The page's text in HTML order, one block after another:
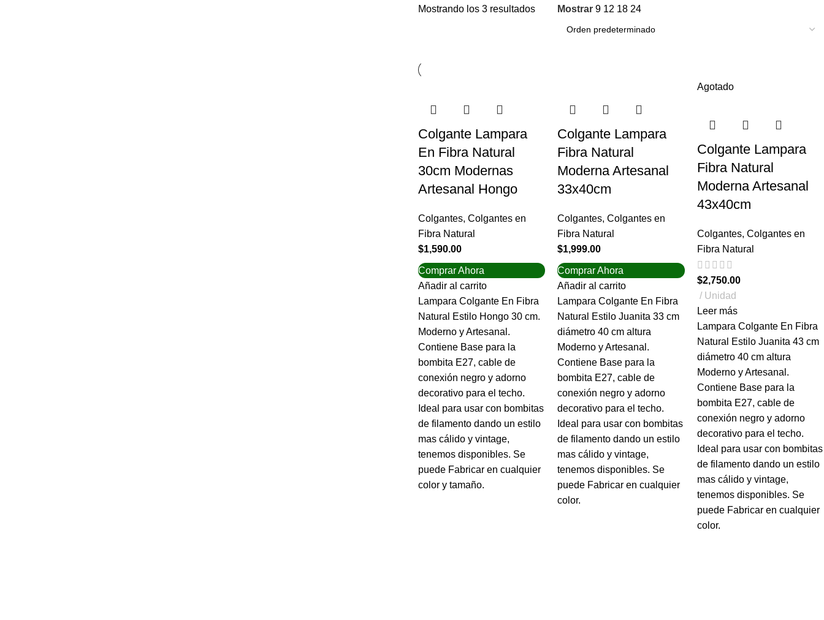
Mostrando los 3 resultados Mostrar9 12 18 24
Colgante Lampara
En Fibra Natural
30cm Modernas
Artesanal Hongo
Colgantes, Colgantes en
Fibra Natural
$1,590.00
Comprar Ahora
Añadir al carrito
Lampara Colgante En Fibra
Natural Estilo Hongo 30 cm.
Moderno y Artesanal.
Contiene Base para la
bombita E27, cable de
conexión negro y adorno
decorativo para el techo.
Ideal para usar con bombitas
de filamento dando un estilo
mas cálido y vintage,
tenemos disponibles. Se
puede Fabricar en cualquier
color y tamaño.
Colgante Lampara
Fibra Natural
Moderna Artesanal
33x40cm
Colgantes,Colgantes en
Fibra Natural
$1,999.00
Comprar Ahora
Añadir al carrito
Lampara Colgante En Fibra
Natural Estilo Juanita 33 cm
diámetro 40 cm altura
Moderno y Artesanal.
Contiene Base para la
bombita E27, cable de
conexión negro y adorno
decorativo para el techo.
Ideal para usar con bombitas
de filamento dando un estilo
mas cálido y vintage,
tenemos disponibles. Se
puede Fabricar en cualquier
color.
Agotado
Colgante Lampara
Fibra Natural
Moderna Artesanal
43x40cm
Colgantes, Colgantes en
Fibra Natural
$2,750.00
Unidad
Leer más
Lampara Colgante En Fibra
Natural Estilo Juanita 43 cm
diámetro 40 cm altura
Moderno y Artesanal.
Contiene Base para la
bombita E27, cable de
conexión negro y adorno
decorativo para el techo.
Ideal para usar con bombitas
de filamento dando un estilo
mas cálido y vintage,
tenemos disponibles. Se
puede Fabricar en cualquier
color.